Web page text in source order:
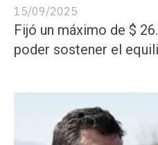
15/09/2025
Fijó un máximo de $
poder sostener el